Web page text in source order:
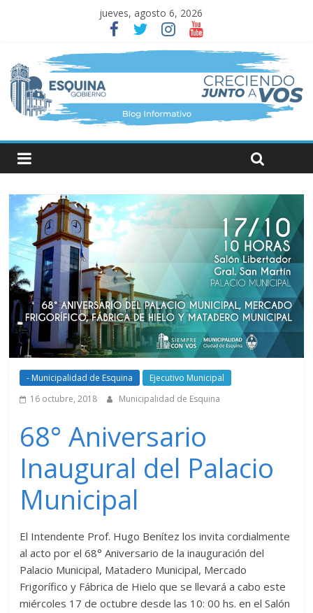
jueves, agosto 6, 2026
- Municipalidad de Esquina
Ejecutivo Municipal
16 octubre, 2018
Municipalidad de Esquina
68° Aniversario
Inaugural del Palacio
Municipal
El Intendente Prof. Hugo Benítez los invita cordialmente
al acto por el 68° Aniversario de la inauguración del
Palacio Municipal, Matadero Municipal, Mercado
Frigorífico y Fábrica de Hielo que se llevará a cabo este
miércoles 17 de octubre desde las 10: 00 hs. en el Salón